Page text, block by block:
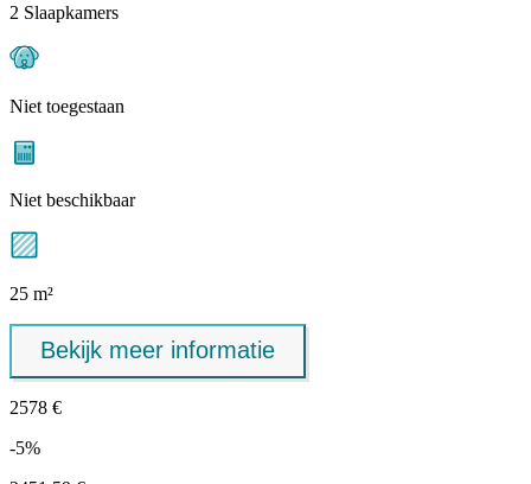
2 Slaapkamers
Niet toegestaan
Niet beschikbaar
25 m²
Bekijk meer informatie
2578 €
-5%